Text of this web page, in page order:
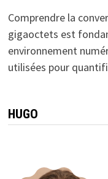
Comprendre la
gigaoctets est
environnement
utilisées pour
HUGO